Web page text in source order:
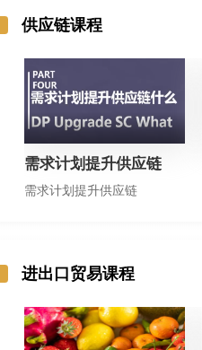
供应链课程
需求计划提升供应链
需求计划提升供应链
进出口贸易课程